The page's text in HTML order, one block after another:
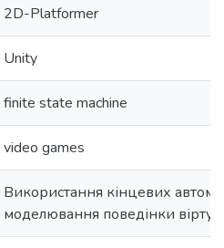
2D-Platformer
Unity
finite state machine
video games
Використання кінцевих
моделювання поведінки